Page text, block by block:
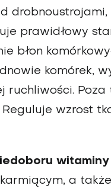
prawidłowy
błon
komórek,
ruchliwości.
wzrost
witaminy
a